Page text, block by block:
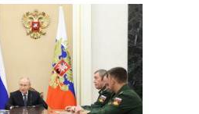
дома в
деревнях
Лукашенко назвал
торговли
и
«просрочкой и